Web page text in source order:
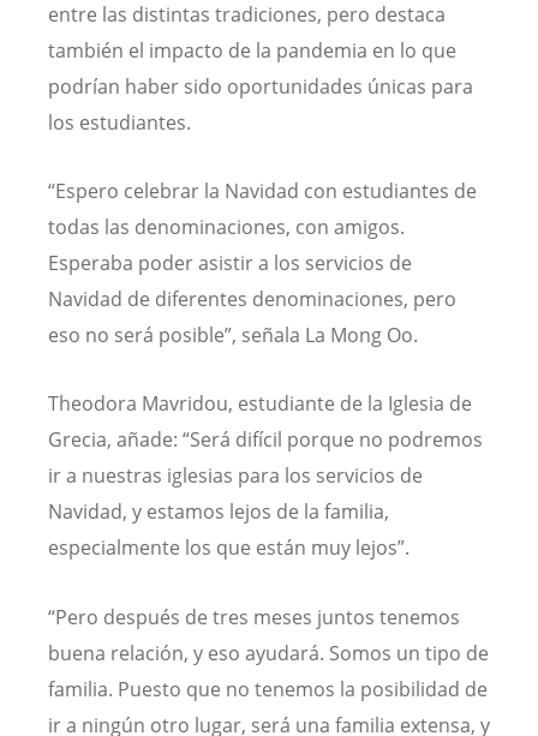
entre las distintas tradiciones, pero destaca
también el impacto de la pandemia en lo que
podrían haber sido oportunidades únicas para
los estudiantes.
“Espero celebrar la Navidad con estudiantes de
todas las denominaciones, con amigos.
Esperaba poder asistir a los servicios de
Navidad de diferentes denominaciones, pero
eso no será posible”, señala La Mong Oo.
Theodora Mavridou, estudiante de la Iglesia de
Grecia, añade: “Será difícil porque no podremos
ir a nuestras iglesias para los servicios de
Navidad, y estamos lejos de la familia,
especialmente los que están muy lejos”.
“Pero después de tres meses juntos tenemos
buena relación, y eso ayudará. Somos un tipo de
familia. Puesto que no tenemos la posibilidad de
ir a ningún otro lugar, será una familia extensa, y